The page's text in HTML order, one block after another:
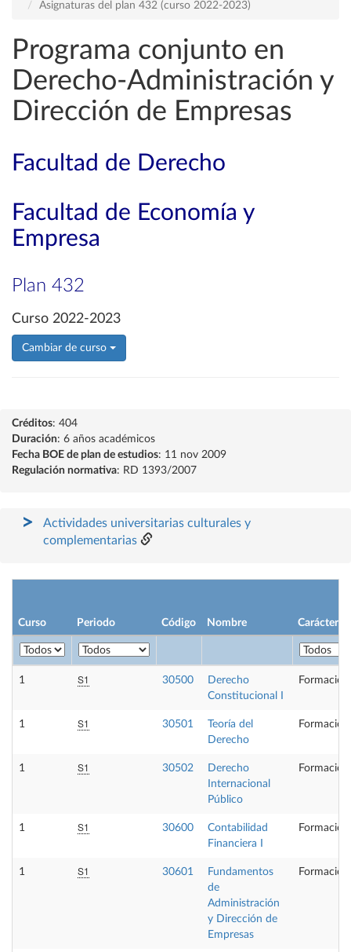
Asignaturas del plan 432 (curso 2022-2023)
Programa conjunto en
Derecho-Administración y
Dirección de Empresas
Facultad de Derecho
Facultad de Economía y
Empresa
Plan 432
Curso 2022-2023
Cambiar de curso
Créditos: 404
Duración: 6 años académicos
Fecha BOE de plan de estudios: 11 nov 2009
Regulación normativa: RD 1393/2007
Actividades universitarias culturales y
complementarias
Curso Periodo Código Nombre Carácter
1 S1 30500
Derecho
Constitucional I
1 S1 30501
Teoría del
Derecho
1 S1 30502
Derecho
Internacional
Público
1 S1 30600
Contabilidad
Financiera I
1 S1 30601
Fundamentos
de
Administración
y Dirección de
Empresas